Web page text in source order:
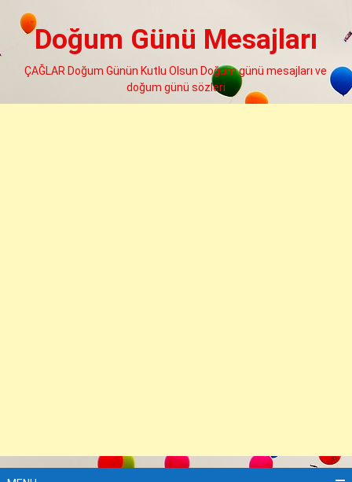
Doğum Günü Mesajları
ÇAĞLAR Doğum Günün Kutlu Olsun Doğum günü mesajları ve
doğum günü sözleri